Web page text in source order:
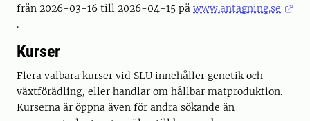
från 2026-03-16 till 2026-04-15 på www.antagning.se
.
Kurser
Flera valbara kurser vid SLU innehåller genetik och
växtförädling, eller handlar om hållbar matproduktion.
Kurserna är öppna även för andra sökande än